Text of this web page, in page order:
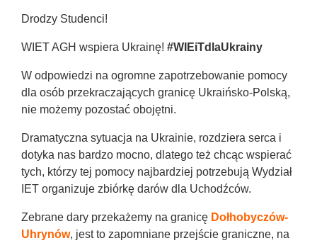
Drodzy Studenci!
WIET AGH wspiera Ukrainę! #WIEiTdlaUkrainy
W odpowiedzi na ogromne zapotrzebowanie pomocy
dla osób przekraczających granicę Ukraińsko-Polską,
nie możemy pozostać obojętni.
Dramatyczna sytuacja na Ukrainie, rozdziera serca i
dotyka nas bardzo mocno, dlatego też chcąc wspierać
tych, którzy tej pomocy najbardziej potrzebują Wydział
IET organizuje zbiórkę darów dla Uchodźców.
Zebrane dary przekażemy na granicę Dołhobyczów-
Uhrynów, jest to zapomniane przejście graniczne, na